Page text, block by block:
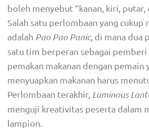
boleh menyebut “kanan, kiri, putar,
Salah satu perlombaan yang cukup
adalah Pao Pao Panic, di mana dua
satu tim berperan sebagai pemberi
pemakan makanan dengan pemain
menyuapkan makanan harus
Perlombaan terakhir, Luminous
menguji kreativitas peserta dalam
lampion.